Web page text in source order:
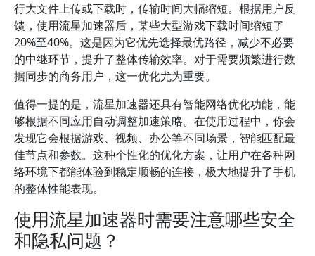
行大文件上传或下载时，传输时间大幅缩短。根据用户反
馈，使用流星加速器后，某些大型游戏下载时间缩短了
20%至40%。这是因为它优先选择最优路径，减少不必要
的中继环节，提升了整体传输效率。对于需要频繁进行数
据同步的商务用户，这一优化尤为重要。
值得一提的是，流星加速器还具有智能网络优化功能，能
够根据不同应用自动调整加速策略。在使用过程中，你会
发现它会根据游戏、视频、办公等不同场景，智能匹配最
佳节点和参数。这种个性化的优化方案，让用户在各种网
络环境下都能体验到稳定顺畅的连接，极大地提升了手机
的整体性能表现。
使用流星加速器时需要注意哪些安全
和隐私问题？